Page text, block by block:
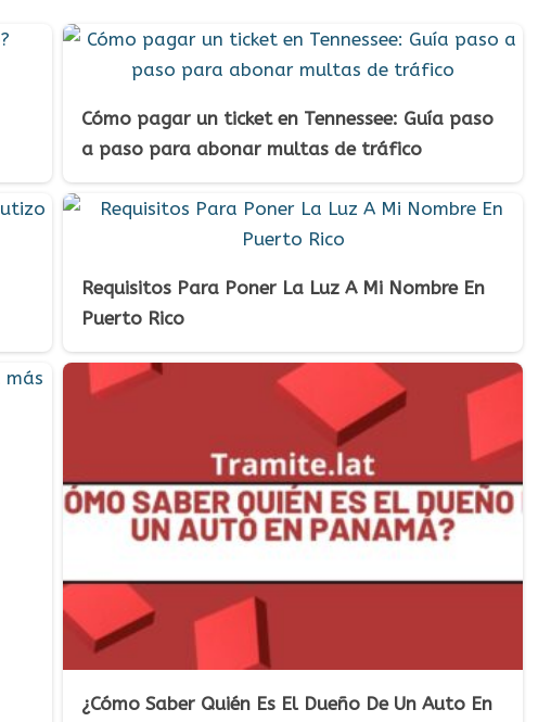
Cómo pagar un ticket en Tennessee: Guía paso
a paso para abonar multas de tráfico
Requisitos Para Poner La Luz A Mi Nombre En
Puerto Rico
¿Cómo Saber Quién Es El Dueño De Un Auto En